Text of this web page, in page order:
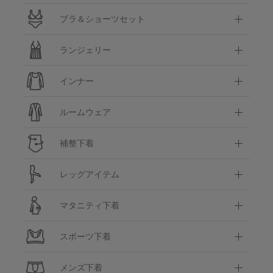
ブラ＆ショーツセット
ランジェリー
インナー
ルームウェア
補整下着
レッグアイテム
マタニティ下着
スポーツ下着
メンズ下着